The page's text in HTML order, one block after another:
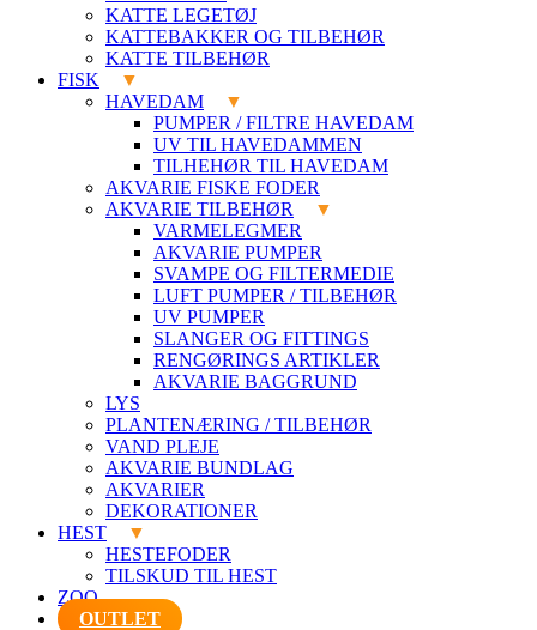
KATTE LEGETØJ
KATTEBAKKER OG TILBEHØR
KATTE TILBEHØR
FISK
HAVEDAM
PUMPER / FILTRE HAVEDAM
UV TIL HAVEDAMMEN
TILHEHØR TIL HAVEDAM
AKVARIE FISKE FODER
AKVARIE TILBEHØR
VARMELEGMER
AKVARIE PUMPER
SVAMPE OG FILTERMEDIE
LUFT PUMPER / TILBEHØR
UV PUMPER
SLANGER OG FITTINGS
RENGØRINGS ARTIKLER
AKVARIE BAGGRUND
LYS
PLANTENÆRING / TILBEHØR
VAND PLEJE
AKVARIE BUNDLAG
AKVARIER
DEKORATIONER
HEST
HESTEFODER
TILSKUD TIL HEST
ZOO
OUTLET